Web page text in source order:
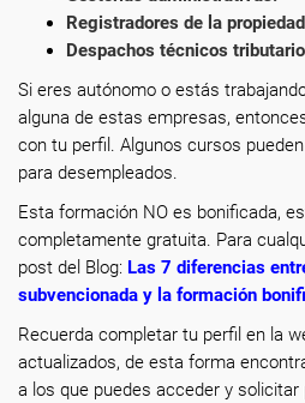
Registradores de la
Despachos técnicos
Si eres autónomo o estás
alguna de estas empresas,
con tu perfil. Algunos cursos
para desempleados.
Esta formación NO es bonificada,
completamente gratuita. Para
post del Blog: Las 7 diferencias
subvencionada y la formación
Recuerda completar tu perfil en la
actualizados, de esta forma
a los que puedes acceder y solicitar